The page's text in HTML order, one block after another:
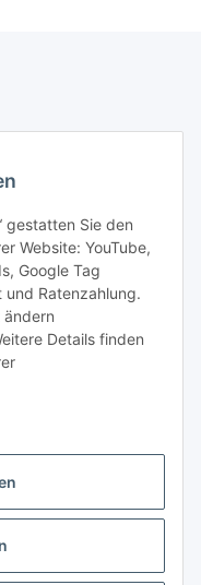
gestatten Sie den
Website: YouTube,
Google Tag
und Ratenzahlung.
ändern
Details finden